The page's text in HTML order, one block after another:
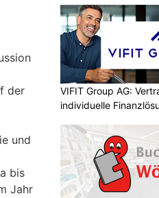
der
und
bis
Jahr
VIFIT Group AG:
individuelle